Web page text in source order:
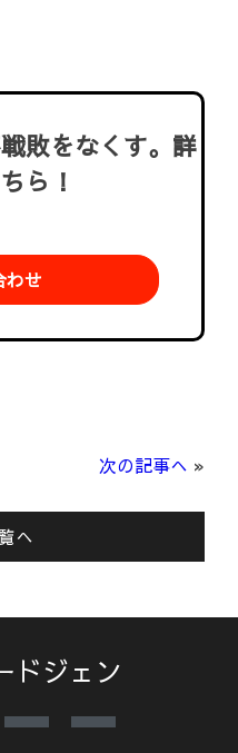
敗をなくす。詳
ら！
わせ
次の記事へ »
へ
ドジェン